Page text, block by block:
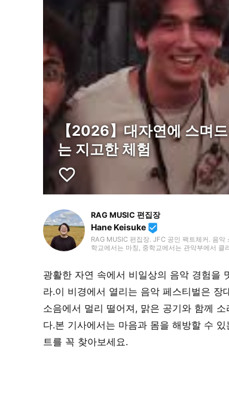
【2026】대자연에 스며
는 지고한 체험
favorite_border
RAG MUSIC 편집장
Hane Keisuke beenhere
RAG MUSIC 편집장. JFC 공인 팩트체커. 음
학교에서는 마칭, 중학교에서는 관악부에서
광활한 자연 속에서 비일상의 음악 경험을
라.이 비경에서 열리는 음악 페스티벌은
소음에서 멀리 떨어져, 맑은 공기와 함께
다.본 기사에서는 마음과 몸을 해방할 수
트를 꼭 찾아보세요.